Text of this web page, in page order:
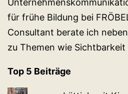
für frühe Bildung bei
Consultant berate ich
zu Themen wie Sichtbarkeit
Top 5 Beiträge